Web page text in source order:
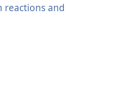
reactions and